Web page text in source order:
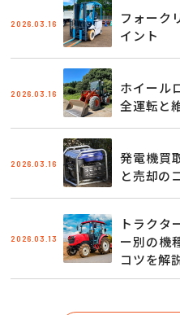
2026.03.16
フォーク
イント
2026.03.16
ホイール
全運転と
2026.03.16
発電機買
と売却の
2026.03.13
トラクタ
ー別の機
コツを解